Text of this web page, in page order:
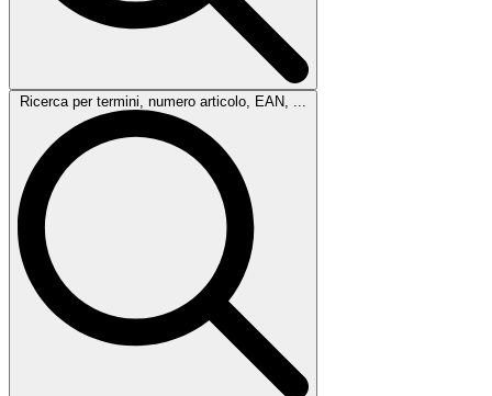
Ricerca per termini, numero articolo, EAN, ...